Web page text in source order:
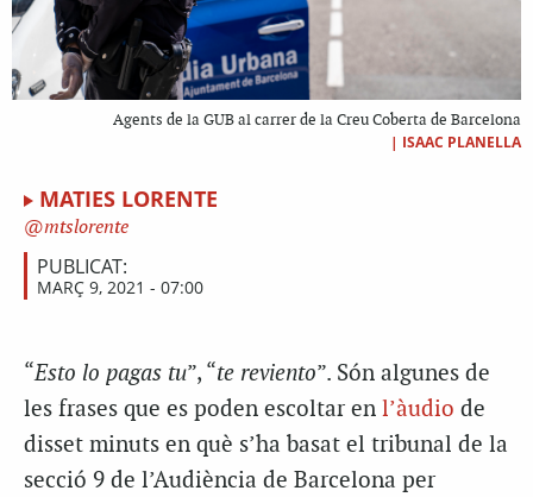
Agents de la GUB al carrer de la Creu Coberta de Barcelona
| ISAAC PLANELLA
MATIES LORENTE
mtslorente
PUBLICAT:
MARÇ 9, 2021 - 07:00
“Esto lo pagas tu”, “te reviento”. Són algunes de
les frases que es poden escoltar en l’àudio de
disset minuts en què s’ha basat el tribunal de la
secció 9 de l’Audiència de Barcelona per